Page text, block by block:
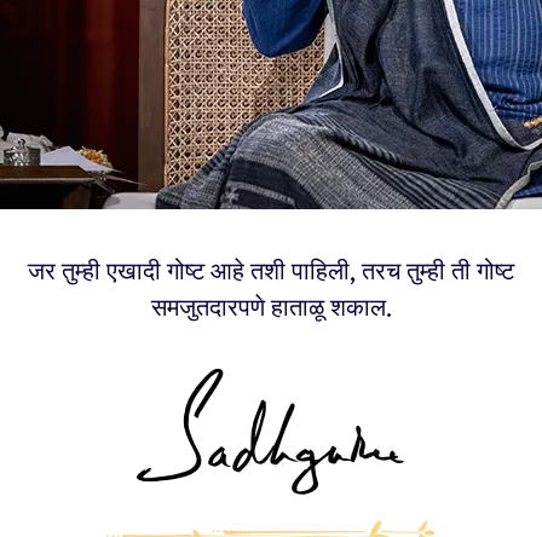
जर तुम्ही एखादी गोष्ट आहे तशी पाहिली, तरच तुम्ही ती गोष्ट
समजुतदारपणे हाताळू शकाल.